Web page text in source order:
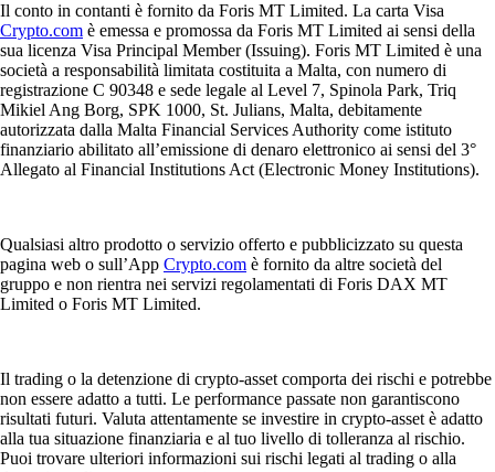
Il conto in contanti è fornito da Foris MT Limited. La carta Visa
Crypto.com è emessa e promossa da Foris MT Limited ai sensi della
sua licenza Visa Principal Member (Issuing). Foris MT Limited è una
società a responsabilità limitata costituita a Malta, con numero di
registrazione C 90348 e sede legale al Level 7, Spinola Park, Triq
Mikiel Ang Borg, SPK 1000, St. Julians, Malta, debitamente
autorizzata dalla Malta Financial Services Authority come istituto
finanziario abilitato all’emissione di denaro elettronico ai sensi del 3°
Allegato al Financial Institutions Act (Electronic Money Institutions).
Qualsiasi altro prodotto o servizio offerto e pubblicizzato su questa
pagina web o sull’App Crypto.com è fornito da altre società del
gruppo e non rientra nei servizi regolamentati di Foris DAX MT
Limited o Foris MT Limited.
Il trading o la detenzione di crypto-asset comporta dei rischi e potrebbe
non essere adatto a tutti. Le performance passate non garantiscono
risultati futuri. Valuta attentamente se investire in crypto-asset è adatto
alla tua situazione finanziaria e al tuo livello di tolleranza al rischio.
Puoi trovare ulteriori informazioni sui rischi legati al trading o alla